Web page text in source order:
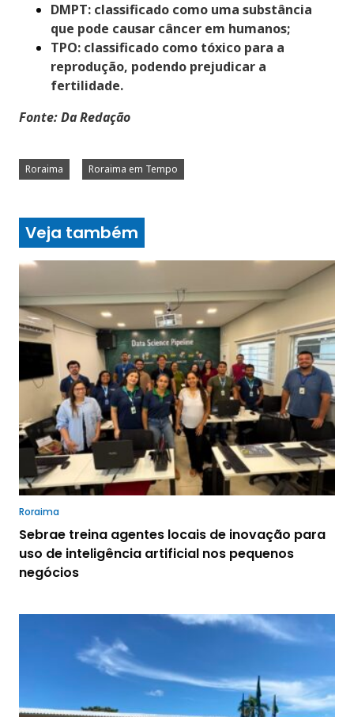
DMPT: classificado como uma substância
que pode causar câncer em humanos;
TPO: classificado como tóxico para a
reprodução, podendo prejudicar a
fertilidade.
Fonte: Da Redação
Roraima Roraima em Tempo
Veja também
Roraima
Sebrae treina agentes locais de inovação para
uso de inteligência artificial nos pequenos
negócios